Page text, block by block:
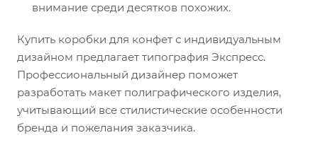
внимание среди десятков похожих.
Купить коробки для конфет с индивидуальным
дизайном предлагает типография Экспресс.
Профессиональный дизайнер поможет
разработать макет полиграфического изделия,
учитывающий все стилистические особенности
бренда и пожелания заказчика.